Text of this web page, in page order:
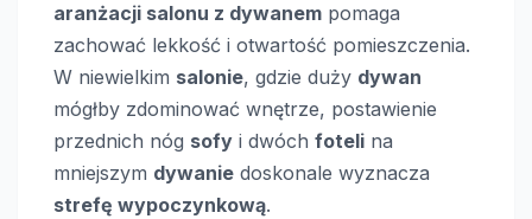
aranżacji salonu z dywanem pomaga
zachować lekkość i otwartość pomieszczenia.
W niewielkim salonie, gdzie duży dywan
mógłby zdominować wnętrze, postawienie
przednich nóg sofy i dwóch foteli na
mniejszym dywanie doskonale wyznacza
strefę wypoczynkową.